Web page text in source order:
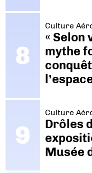
Culture
« Selon
mythe
Culture
Drôles
Musée